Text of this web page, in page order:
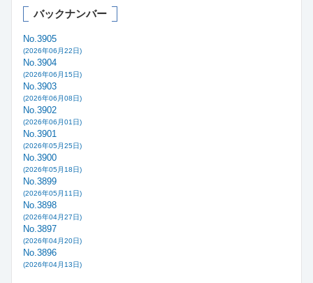
バックナンバー
No.3905
(2026年06月22日)
No.3904
(2026年06月15日)
No.3903
(2026年06月08日)
No.3902
(2026年06月01日)
No.3901
(2026年05月25日)
No.3900
(2026年05月18日)
No.3899
(2026年05月11日)
No.3898
(2026年04月27日)
No.3897
(2026年04月20日)
No.3896
(2026年04月13日)